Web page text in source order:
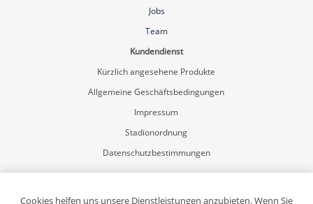
Jobs
Team
Kundendienst
Kürzlich angesehene Produkte
Allgemeine Geschäftsbedingungen
Impressum
Stadionordnung
Datenschutzbestimmungen
Mein Konto
Registrierung
Cookies helfen uns unsere Dienstleistungen anzubieten. Wenn Sie